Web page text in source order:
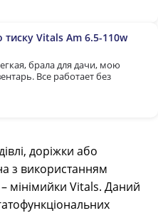
тиску Vitals Am 6.5-110w
брала для дачи, мою
Все работает без
доріжки або
з використанням
мінімийки Vitals. Даний